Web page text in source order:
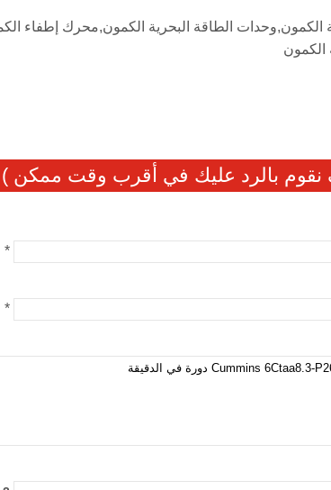
الطاقة البحرية الكمون,محرك إطفاء
نقوم بالرد عليك في أقرب وقت ممكن )
*
*